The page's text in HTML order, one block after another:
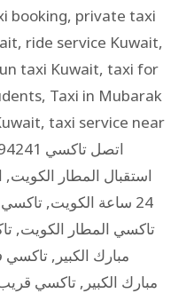
booking, private taxi
, ride service Kuwait,
taxi Kuwait, taxi for
, Taxi in Mubarak
, taxi service near
اتصل تاكسي 69694241
استقبال المطار الكويت,
24 ساعة الكويت
,
تاكسي المطار الكويت,
مبارك الكبير , تاكسي
مبارك الكبير , تاكسي